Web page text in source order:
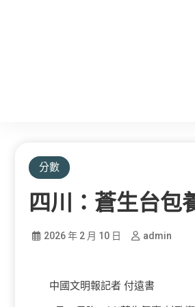
分數
四川：蒼生台包
2026 年 2 月 10 日 admin
中國文明報記者 付遠書